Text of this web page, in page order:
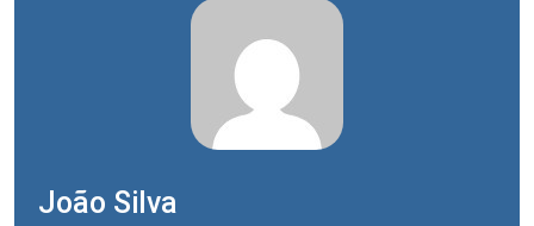
João Silva